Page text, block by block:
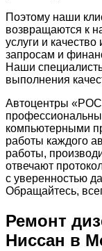
Поэтому наши
возвращаются к
услуги и
запросам и
Наши
выполнения
Автоцентры
компьютерными
работы каждого
работы,
отвечают
с уверенностью
Обращайтесь,
Ремонт
Ниссан в